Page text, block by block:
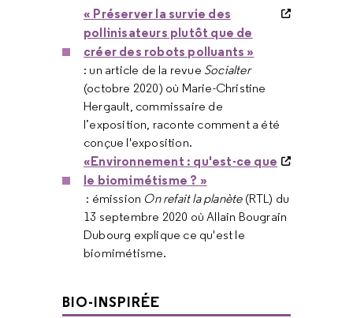
« Préserver la survie des
pollinisateurs plutôt que de
créer des robots polluants »
: un article de la revue Socialter
(octobre 2020) où Marie-Christine
Hergault, commissaire de
l’exposition, raconte comment a été
conçue l'exposition.
«Environnement : qu'est-ce que
le biomimétisme ? »
: émission On refait la planète(RTL) du
13 septembre 2020 où Allain Bougrain
Dubourg explique ce qu'est le
biomimétisme.
BIO-INSPIRÉE